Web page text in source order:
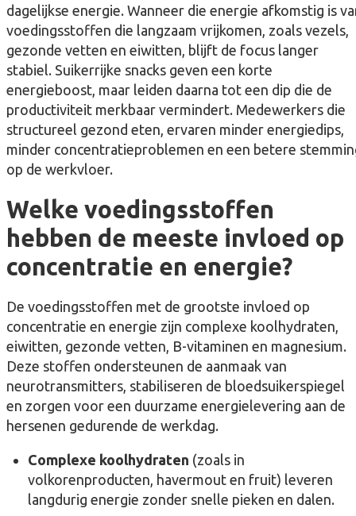
dagelijkse energie. Wanneer die energie afkomstig is
voedingsstoffen die langzaam vrijkomen, zoals vezels,
gezonde vetten en eiwitten, blijft de focus langer
stabiel. Suikerrijke snacks geven een korte
energieboost, maar leiden daarna tot een dip die de
productiviteit merkbaar vermindert. Medewerkers die
structureel gezond eten, ervaren minder energiedips,
minder concentratieproblemen en een betere
op de werkvloer.
Welke voedingsstoffen
hebben de meeste invloed op
concentratie en energie?
De voedingsstoffen met de grootste invloed op
concentratie en energie zijn complexe koolhydraten,
eiwitten, gezonde vetten, B-vitaminen en magnesium.
Deze stoffen ondersteunen de aanmaak van
neurotransmitters, stabiliseren de bloedsuikerspiegel
en zorgen voor een duurzame energielevering aan de
hersenen gedurende de werkdag.
Complexe koolhydraten (zoals in
volkorenproducten, havermout en fruit) leveren
langdurig energie zonder snelle pieken en dalen.